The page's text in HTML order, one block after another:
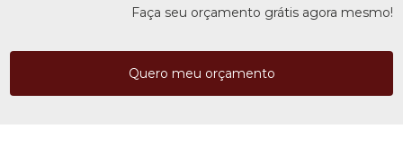
Faça seu orçamento grátis agora mesmo!
Quero meu orçamento